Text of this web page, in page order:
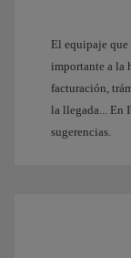
El equipaje que
importante a la
facturación,
la llegada... En
sugerencias.